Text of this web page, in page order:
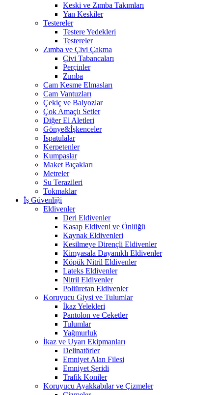
Keski ve Zımba Takımları
Yan Keskiler
Testereler
Testere Yedekleri
Testereler
Zımba ve Çivi Çakma
Çivi Tabancaları
Perçinler
Zımba
Cam Kesme Elmasları
Cam Vantuzları
Çekiç ve Balyozlar
Çok Amaçlı Setler
Diğer El Aletleri
Gönye&İşkenceler
Ispatulalar
Kerpetenler
Kumpaslar
Maket Bıçakları
Metreler
Su Terazileri
Tokmaklar
İş Güvenliği
Eldivenler
Deri Eldivenler
Kasap Eldiveni ve Önlüğü
Kaynak Eldivenleri
Kesilmeye Dirençli Eldivenler
Kimyasala Dayanıklı Eldivenler
Köpük Nitril Eldivenler
Lateks Eldivenler
Nitril Eldivenler
Poliüretan Eldivenler
Koruyucu Giysi ve Tulumlar
İkaz Yelekleri
Pantolon ve Ceketler
Tulumlar
Yağmurluk
İkaz ve Uyarı Ekipmanları
Delinatörler
Emniyet Alan Filesi
Emniyet Şeridi
Trafik Koniler
Koruyucu Ayakkabılar ve Çizmeler